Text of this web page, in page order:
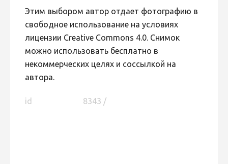
Этим выбором автор отдает фотографию в
свободное использование на условиях
лицензии Creative Commons 4.0. Снимок
можно использовать бесплатно в
некоммерческих целях и соссылкой на
автора.
id 8343 /